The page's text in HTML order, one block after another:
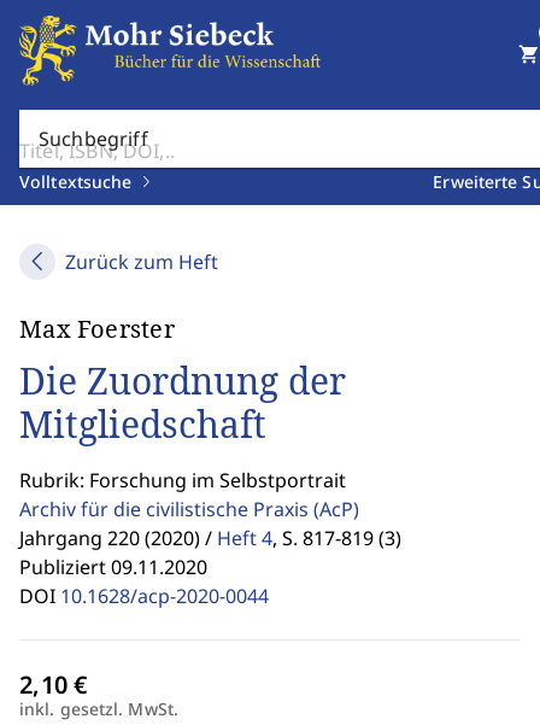
Suchbegriff
Volltextsuche Erweiterte
shopping_cart
Zurück zum Heft
Max Foerster
Die Zuordnung der
Mitgliedschaft
Rubrik: Forschung im Selbstportrait
Archiv für die civilistische Praxis (AcP)
Jahrgang 220 (2020) / Heft 4, S. 817-819 (3)
Publiziert 09.11.2020
DOI 10.1628/acp-2020-0044
inkl. gesetzl. MwSt.